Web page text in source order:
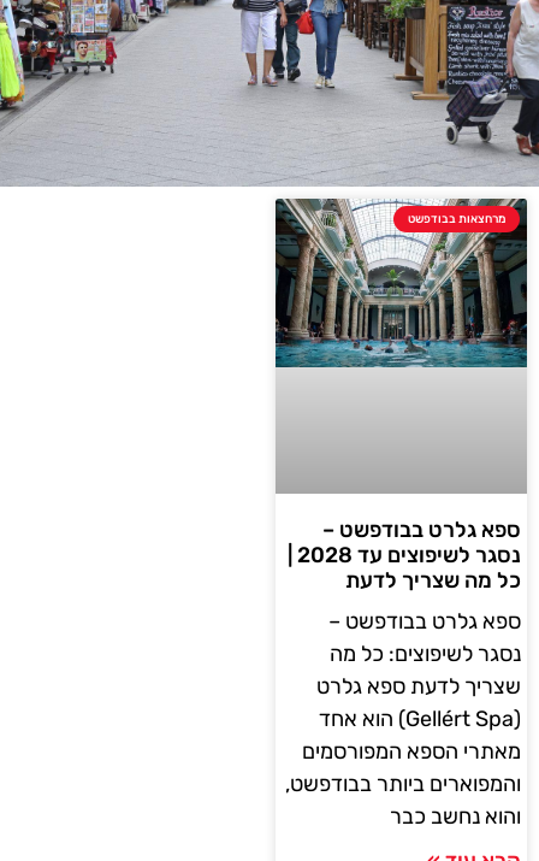
מרחצאות בבודפשט
ספא גלרט בבודפשט –
כל מה שצריך לדעת
ספא גלרט בבודפשט –
נסגר לשיפוצים: כל מה
שצריך לדעת ספא גלרט
(Gellért Spa) הוא אחד
מאתרי הספא המפורסמים
והמפוארים ביותר בבודפשט,
והוא נחשב כבר